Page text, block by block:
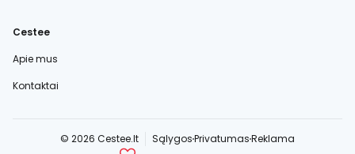
Cestee
Apie mus
Kontaktai
© 2026 Cestee.lt SąlygosPrivatumasReklama